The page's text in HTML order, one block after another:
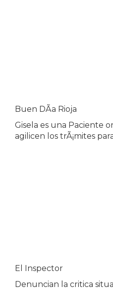
Buen DÃ­a Rioja
Gisela es una Paciente
agilicen los trÃ¡mites
El Inspector
Denuncian la critica